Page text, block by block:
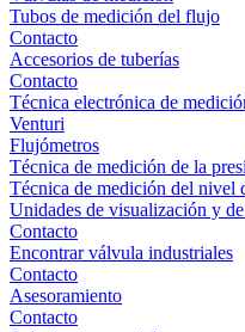
Tubos de medición del flujo
Contacto
Accesorios de tuberías
Contacto
Técnica electrónica de
Venturi
Flujómetros
Técnica de medición de la
Técnica de medición del nivel
Unidades de visualización y
Contacto
Encontrar válvula industriales
Contacto
Asesoramiento
Contacto